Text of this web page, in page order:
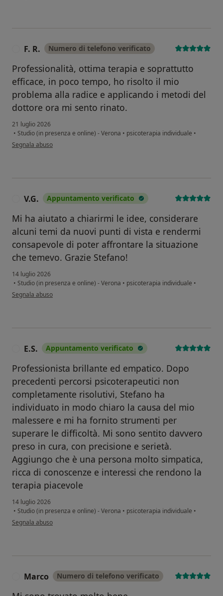
F. R. Numero di telefono verificato
Professionalità, ottima terapia e soprattutto
efficace, in poco tempo, ho risolto il mio
problema alla radice e applicando i metodi del
dottore ora mi sento rinato.
21 luglio 2026
• Studio (in presenza e online) - Verona • psicoterapia individuale •
secondo l'opinione dell'utente F. R.
Segnala abuso
V.G. Appuntamento verificato
Mi ha aiutato a chiarirmi le idee, considerare
alcuni temi da nuovi punti di vista e rendermi
consapevole di poter affrontare la situazione
che temevo. Grazie Stefano!
14 luglio 2026
• Studio (in presenza e online) - Verona • psicoterapia individuale •
secondo l'opinione dell'utente V.G.
Segnala abuso
E.S. Appuntamento verificato
Professionista brillante ed empatico. Dopo
precedenti percorsi psicoterapeutici non
completamente risolutivi, Stefano ha
individuato in modo chiaro la causa del mio
malessere e mi ha fornito strumenti per
superare le difficoltà. Mi sono sentito davvero
preso in cura, con precisione e serietà.
Aggiungo che è una persona molto simpatica,
ricca di conoscenze e interessi che rendono la
terapia piacevole
14 luglio 2026
• Studio (in presenza e online) - Verona • psicoterapia individuale •
secondo l'opinione dell'utente E.S.
Segnala abuso
Marco Numero di telefono verificato